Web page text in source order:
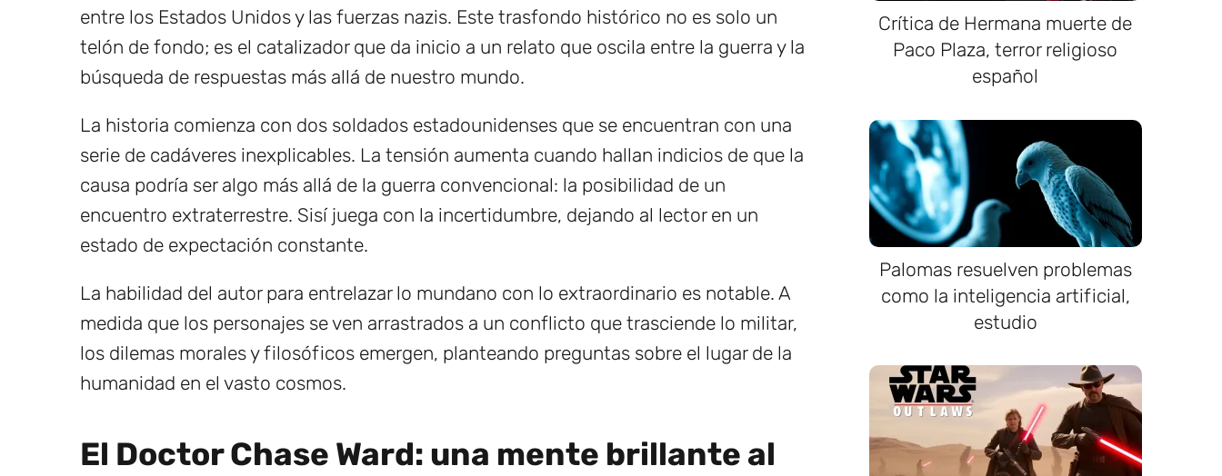
entre los Estados Unidos y las fuerzas nazis. Este trasfondo histórico no es solo un
telón de fondo; es el catalizador que da inicio a un relato que oscila entre la guerra y la
búsqueda de respuestas más allá de nuestro mundo.
La historia comienza con dos soldados estadounidenses que se encuentran con una
serie de cadáveres inexplicables. La tensión aumenta cuando hallan indicios de que la
causa podría ser algo más allá de la guerra convencional: la posibilidad de un
encuentro extraterrestre. Sisí juega con la incertidumbre, dejando al lector en un
estado de expectación constante.
La habilidad del autor para entrelazar lo mundano con lo extraordinario es notable. A
medida que los personajes se ven arrastrados a un conflicto que trasciende lo militar,
los dilemas morales y filosóficos emergen, planteando preguntas sobre el lugar de la
humanidad en el vasto cosmos.
El Doctor Chase Ward: una mente brillante al
Crítica de Hermana muerte de
Paco Plaza, terror religioso
español
Palomas resuelven problemas
como la inteligencia artificial,
estudio